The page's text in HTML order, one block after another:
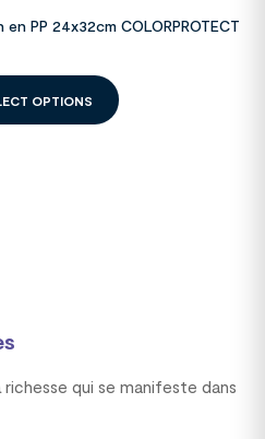
PP 24x32cm COLORPROTECT
OPTIONS
qui se manifeste dans